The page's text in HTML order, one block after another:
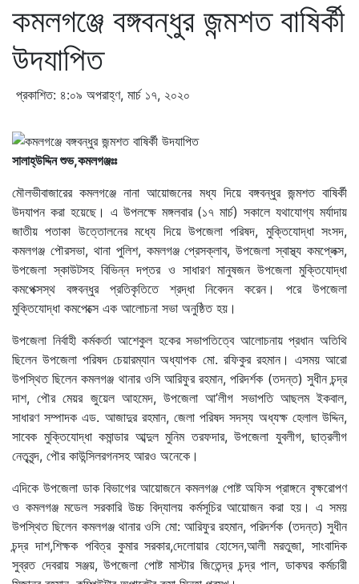
কমলগঞ্জে বঙ্গবন্ধুর জন্মশত বাষির্কী
উদযাপিত
প্রকাশিত: ৪:০৯ অপরাহ্ণ, মার্চ ১৭, ২০২০
সালাহ্উদ্দিন শুভ,কমলগঞ্জঃঃ
মৌলভীবাজারের কমলগঞ্জে নানা আয়োজনের মধ্য দিয়ে বঙ্গবন্ধুর জন্মশত বাষির্কী
উদযাপন করা হয়েছে। এ উপলক্ষে মঙ্গলবার (১৭ মার্চ) সকালে যথাযোগ্য মর্যাদায়
জাতীয় পতাকা উত্তোলনের মধ্যে দিয়ে উপজেলা পরিষদ, মুক্তিযোদ্ধা সংসদ,
কমলগঞ্জ পৌরসভা, থানা পুলিশ, কমলগঞ্জ প্রেসক্লাব, উপজেলা স্বাস্থ্য কমপ্লেক্স,
উপজেলা স্কাউটসহ বিভিন্ন দপ্তর ও সাধারণ মানুষজন উপজেলা মুক্তিযোদ্ধা
কমপেক্সস্থ বঙ্গবন্ধুর প্রতিকৃতিতে শ্রদ্ধা নিবেদন করেন। পরে উপজেলা
মুক্তিযোদ্ধা কমপেক্সে এক আলোচনা সভা অনুষ্ঠিত হয়।
উপজেলা নির্বাহী কর্মকর্তা আশেকুল হকের সভাপতিত্বে আলোচনায় প্রধান অতিথি
ছিলেন উপজেলা পরিষদ চেয়ারম্যান অধ্যাপক মো. রফিকুর রহমান। এসময় আরো
উপস্থিত ছিলেন কমলগঞ্জ থানার ওসি আরিফুর রহমান, পরিদর্শক (তদন্ত) সুধীন চন্দ্র
দাশ, পৌর মেয়র জুয়েল আহমেদ, উপজেলা আ’লীগ সভাপতি আছলম ইকবাল,
সাধারণ সম্পাদক এড. আজাদুর রহমান, জেলা পরিষদ সদস্য অধ্যক্ষ হেলাল উদ্দিন,
সাবেক মুক্তিযোদ্ধা কমান্ডার আব্দুল মুনিম তরফদার, উপজেলা যুবলীগ, ছাত্রলীগ
নেতৃবৃন্দ, পৌর কাউন্সিলরগনসহ আরও অনেকে।
এদিকে উপজেলা ডাক বিভাগের আয়োজনে কমলগঞ্জ পোষ্ট অফিস প্রাঙ্গনে বৃক্ষরোপণ
ও কমলগঞ্জ মডেল সরকারি উচ্চ বিদ্যালয় কর্মসূচির আয়োজন করা হয়। এ সময়
উপস্থিত ছিলেন কমলগঞ্জ থানার ওসি মো: আরিফুর রহমান, পরিদর্শক (তদন্ত) সুধীন
চন্দ্র দাশ,শিক্ষক পবিত্র কুমার সরকার,দেলোয়ার হোসেন,আলী মরতুজা, সাংবাদিক
সুব্রত দেবরায় সঞ্জয়, উপজেলা পোষ্ট মাস্টার জিতেন্দ্র চন্দ্র পাল, ডাকঘর কর্মচারী